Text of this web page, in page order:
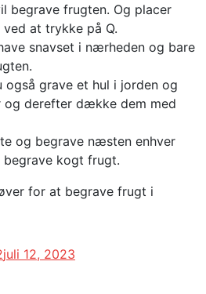
begrave frugten. Og placer
at trykke på Q.
snavset i nærheden og bare
også grave et hul i jorden og
og derefter dække dem med
og begrave næsten enhver
kogt frugt.
for at begrave frugt i
juli 12, 2023